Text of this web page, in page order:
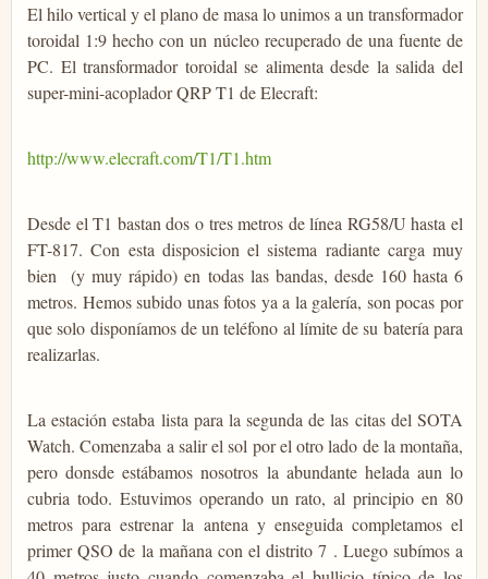
El hilo vertical y el plano de masa lo unimos a un transformador
toroidal 1:9 hecho con un núcleo recuperado de una fuente de
PC. El transformador toroidal se alimenta desde la salida del
super-mini-acoplador QRP T1 de Elecraft:
http://www.elecraft.com/T1/T1.htm
Desde el T1 bastan dos o tres metros de línea RG58/U hasta el
FT-817. Con esta disposicion el sistema radiante carga muy
bien (y muy rápido) en todas las bandas, desde 160 hasta 6
metros. Hemos subido unas fotos ya a la galería, son pocas por
que solo disponíamos de un teléfono al límite de su batería para
realizarlas.
La estación estaba lista para la segunda de las citas del SOTA
Watch. Comenzaba a salir el sol por el otro lado de la montaña,
pero donsde estábamos nosotros la abundante helada aun lo
cubria todo. Estuvimos operando un rato, al principio en 80
metros para estrenar la antena y enseguida completamos el
primer QSO de la mañana con el distrito 7 . Luego subímos a